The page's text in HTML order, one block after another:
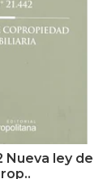
Nueva ley de